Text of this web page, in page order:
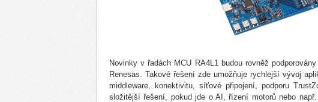
Novinky v řadách MCU RA4L1 budou rovněž
Renesas. Takové řešení zde umožňuje rychlejší vývoj
middleware, konektivitu, síťové připojení, podporu
složitější řešení, pokud jde o AI, řízení motorů nebo